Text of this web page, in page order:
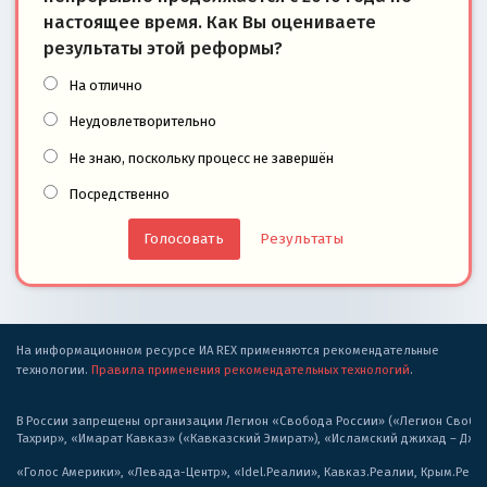
настоящее время. Как Вы оцениваете
результаты этой реформы?
На отлично
Неудовлетворительно
Не знаю, поскольку процесс не завершён
Посредственно
Результаты
На информационном ресурсе ИА REX применяются рекомендательные
технологии. Правила применения рекомендательных технологий.
В России запрещены организации Легион «Свобода России» («Легион
Тахрир», «Имарат Кавказ» («Кавказский Эмират»), «Исламский джихад –
«Голос Америки», «Левада-Центр», «Idel.Реалии», Кавказ.Реалии,